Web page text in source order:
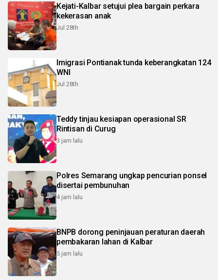
Kejati-Kalbar setujui plea bargain perkara
kekerasan anak
Jul 28th
Imigrasi Pontianak tunda keberangkatan 124
WNI
Jul 28th
Teddy tinjau kesiapan operasional SR
Rintisan di Curug
3 jam lalu
Polres Semarang ungkap pencurian ponsel
disertai pembunuhan
4 jam lalu
BNPB dorong peninjauan peraturan daerah
pembakaran lahan di Kalbar
5 jam lalu